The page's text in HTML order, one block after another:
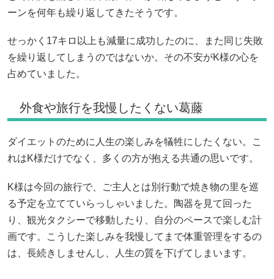
ーンを何年も繰り返してきたそうです。
せっかく17キロ以上も減量に成功したのに、また同じ失敗
を繰り返してしまうのではないか。その不安がK様の心を
占めていました。
外食や旅行を我慢したくない葛藤
ダイエットのために人生の楽しみを犠牲にしたくない。こ
れはK様だけでなく、多くの方が抱える共通の思いです。
K様は今回の旅行で、ご主人とは別行動で焼き物の里を巡
る予定を立てていらっしゃいました。陶器を見て回った
り、観光タクシーで移動したり、自分のペースで楽しむ計
画です。こうした楽しみを我慢してまで体重管理をするの
は、長続きしませんし、人生の質を下げてしまいます。